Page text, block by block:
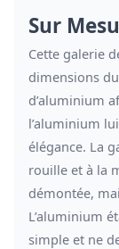
Sur
Cette galerie
dimensions
d’aluminium
l’aluminium
élégance. La
rouille et à la
démontée,
L’aluminium
simple et ne